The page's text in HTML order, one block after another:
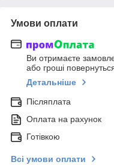
Умови оплати
Ви отримаєте
або гроші
Детальніше
Післяплата
Оплата на рахунок
Готівкою
Всі умови оплати